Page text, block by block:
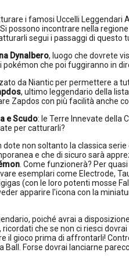
i famosi Uccelli Leggendari
possono incontrare nella
segui i passaggi di questo
Dynalbero, luogo che dovrete
che poi fuggiranno in
da Niantic per permettere a
, ultimo leggendario della
Zapdos con più facilità anche
e Scudo: le Terre Innevate della
per catturarli?
non soltanto la classica
e che di sicuro sarà
. Come funzionerà? Per
esemplari come Electrode,
(con le loro potenti mosse
apparire l'icona con la
poiché avrai a
che se non ci riesci
il gioco prima di affrontarli!
Forse dovrai lanciarne